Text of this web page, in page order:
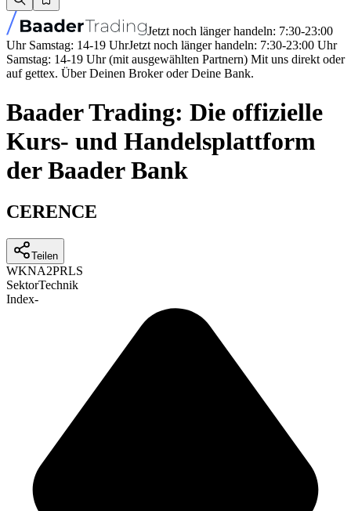
Jetzt noch länger handeln: 7:30-23:00
Uhr Samstag: 14-19 UhrJetzt noch länger handeln: 7:30-23:00 Uhr
Samstag: 14-19 Uhr (mit ausgewählten Partnern) Mit uns direkt oder
auf gettex. Über Deinen Broker oder Deine Bank.
Baader Trading: Die offizielle
Kurs- und Handelsplattform
der Baader Bank
CERENCE
Teilen
WKNA2PRLS
SektorTechnik
Index-